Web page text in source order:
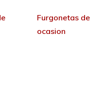
Furgonetas de
ocasion